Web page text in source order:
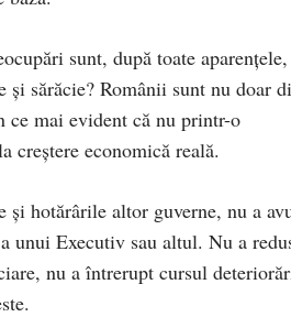
sunt, după toate aparențele,
sărăcie? Românii sunt nu doar
ce mai evident că nu printr-o
creștere economică reală.
și hotărârile altor guverne, nu a
unui Executiv sau altul. Nu a
nu a întrerupt cursul